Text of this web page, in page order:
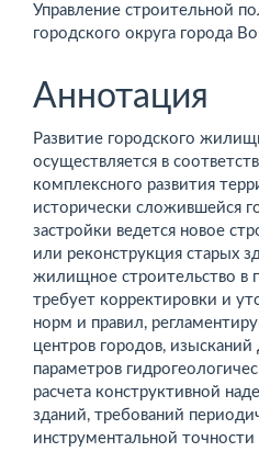
Управление строительной
городского округа города
Аннотация
Развитие городского
осуществляется в
комплексного развития
исторически сложившейся
застройки ведется новое
или реконструкция старых
жилищное строительство в
требует корректировки и
норм и правил,
центров городов, изысканий
параметров
расчета конструктивной
зданий, требований
инструментальной